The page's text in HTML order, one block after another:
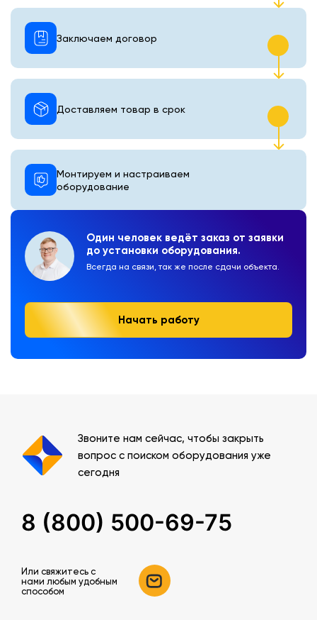
Один человек ведёт заказ от заявки
до установки оборудования.
Всегда на связи, так же после сдачи объекта.
Начать работу
Монтируем и настраиваем
оборудование
Доставляем товар в срок
Заключаем договор
Звоните нам сейчас, чтобы закрыть
вопрос с поиском оборудования уже
сегодня
8 (800) 500-69-75
Или свяжитесь c
нами любым удобным
способом